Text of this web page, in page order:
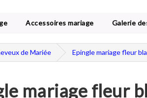
Accessoires mariage Galerie
de Mariée Epingle mariage fleur
mariage fleur